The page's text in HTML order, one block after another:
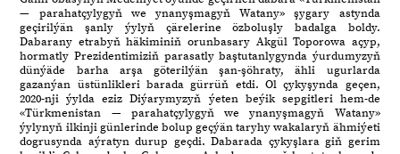
— parahatçylygyň we ynanyşmagyň Watany» şygary astynda
geçirilýän şanly ýylyň çärelerine özboluşly badalga boldy.
Dabarany etrabyň häkiminiň orunbasary Akgül Toporowa açyp,
hormatly Prezidentimiziň parasatly baştutanlygynda ýurdumyzyň
dünýäde barha arşa göterilýän şan-şöhraty, ähli ugurlarda
gazanýan üstünlikleri barada gürrüň etdi. Ol çykyşynda geçen,
2020-nji ýylda eziz Diýarymyzyň ýeten beýik sepgitleri hem-de
«Türkmenistan — parahatçylygyň we ynanyşmagyň Watany»
ýylynyň ilkinji günlerinde bolup geçýän taryhy wakalaryň ähmiýeti
dogrusynda aýratyn durup geçdi. Dabarada çykyşlara giň gerim